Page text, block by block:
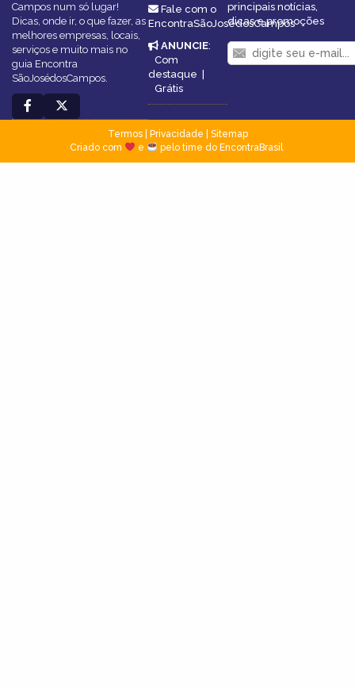
Campos num só lugar!
Dicas, onde ir, o que fazer, as
melhores empresas, locais,
serviços e muito mais no
guia Encontra
SãoJosédosCampos.
Fale com o
EncontraSãoJosédosCampos
ANUNCIE:
Com
destaque
Grátis
principais notícias,
dicas e promoções
Termos| Privacidade
Sitemap
Criado com
e pelo time do EncontraBrasil